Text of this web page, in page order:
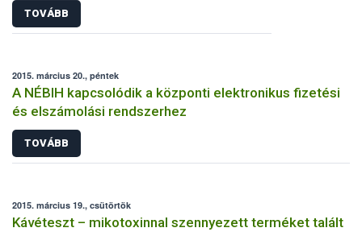
TOVÁBB
2015. március 20., péntek
A NÉBIH kapcsolódik a központi elektronikus fizetési
és elszámolási rendszerhez
TOVÁBB
2015. március 19., csütörtök
Kávéteszt – mikotoxinnal szennyezett terméket talált